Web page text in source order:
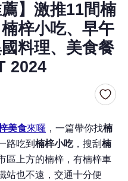
薦】激推11間楠
梓小吃、早午
料理、美食餐
2024
美食來囉 ，一篇帶你找楠
路吃到 楠梓小吃，搜刮 楠
區上方的楠梓，有楠梓車
站也不遠，交通十分便